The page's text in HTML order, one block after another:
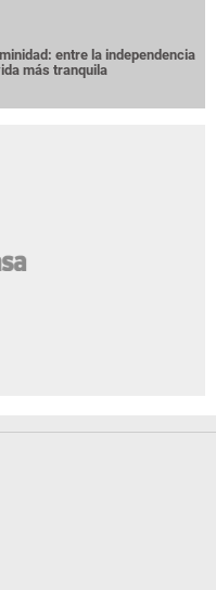
entre la independencia
más tranquila